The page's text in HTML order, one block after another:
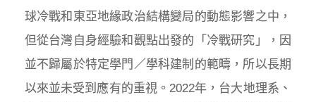
球冷戰和東亞地緣政治結構變局的動態影響之中，
但從台灣自身經驗和觀點出發的「冷戰研究」，因
並不歸屬於特定學門／學科建制的範疇，所以長期
以來並未受到應有的重視。2022年，台大地理系、